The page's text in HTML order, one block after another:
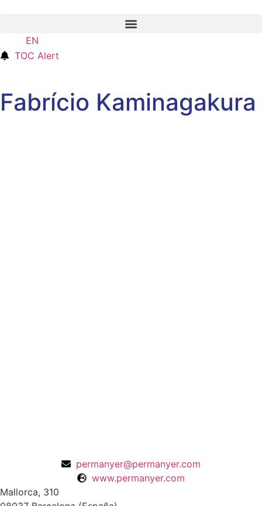
EN
TOC Alert
Fabrício Kaminagakura
permanyer@permanyer.com
www.permanyer.com
Mallorca, 310